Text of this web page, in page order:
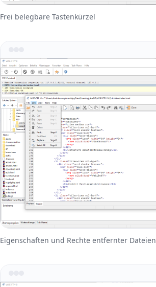
Frei belegbare Tastenkürzel
Eigenschaften und Rechte entfernter Dateien